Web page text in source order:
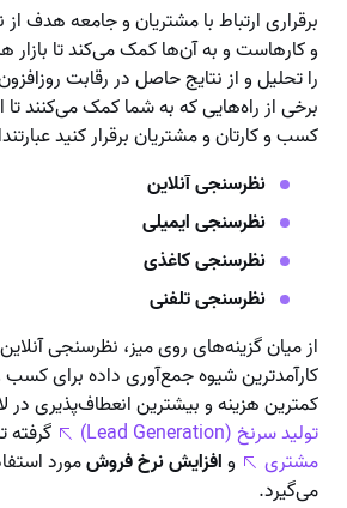
برقراری ارتباط با مشتریان و جامعه هدف
و کارهاست و به آن‌ها کمک می‌کند تا
را تحلیل و از نتایج حاصل در رقابت
برخی از راه‌هایی که به شما کمک می‌کنند
کسب و کارتان و مشتریان برقرار کنید
نظرسنجی آنلاین
نظرسنجی ایمیلی
نظرسنجی کاغذی
نظرسنجی تلفنی
از میان گزینه‌های روی میز، نظرسنجی
کارآمدترین شیوه جمع‌آوری داده برای
کمترین هزینه و بیشترین انعطاف‌پذیری در
تولید سرنخ (Lead Generation)
گرفته
مشتری
وافزایش نرخ فروشمورد
می‌گیرد.